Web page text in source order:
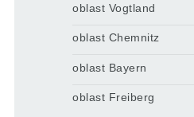
oblast Vogtland
oblast Chemnitz
oblast Bayern
oblast Freiberg